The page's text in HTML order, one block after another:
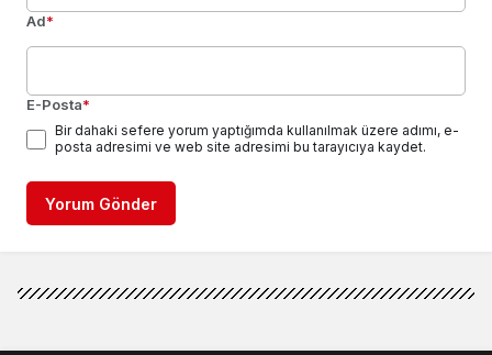
Ad*
E-Posta*
Bir dahaki sefere yorum yaptığımda kullanılmak üzere adımı, e-
posta adresimi ve web site adresimi bu tarayıcıya kaydet.
Yorum Gönder